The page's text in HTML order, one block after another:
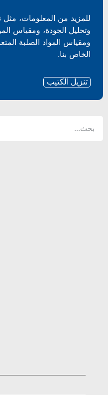
للمزيد من المعلومات، مثل
ومقياس المواد الصلبة
الخاص بنا.
تنزيل الكتيب